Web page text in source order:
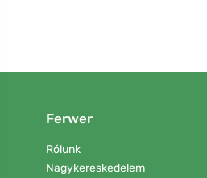
Ferwer
Rólunk
Nagykereskedelem